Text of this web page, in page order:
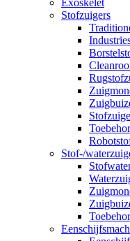
Stofzuigers
Stof-/